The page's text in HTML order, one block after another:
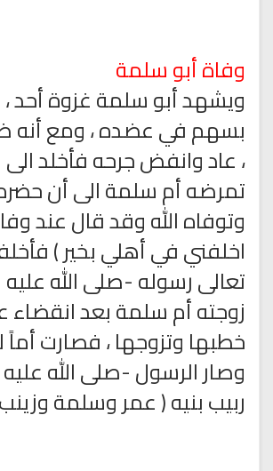
وفاة أبو سلمة
ويشهد أبو سلمة غزوة أحد
بسهم في عضده ، ومع أنه
، عاد وانفض جرحه فأخلد
تمرضه أم سلمة الى أن
وتوفاه الله وقد قال عند
اخلفني في أهلي بخير )
تعالى رسوله -صلى الله
زوجته أم سلمة بعد انقضاء
خطبها وتزوجها ، فصارت أماً
وصار الرسول -صلى الله
ربيب بنيه ( عمر وسلمة